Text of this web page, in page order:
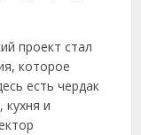
проект стал
которое
есть чердак
и